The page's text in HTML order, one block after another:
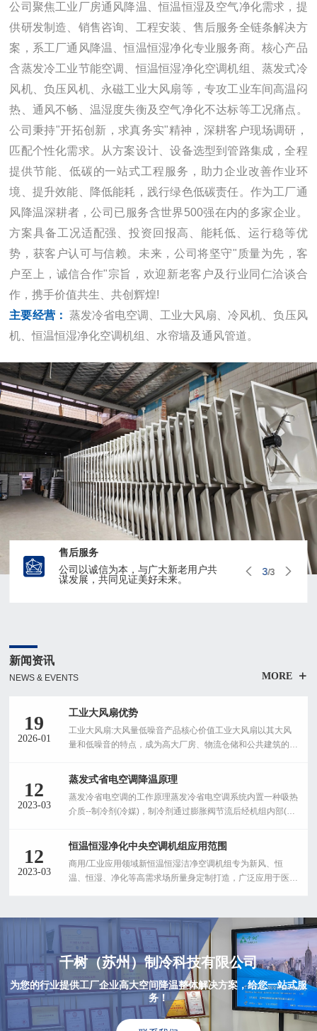
公司聚焦工业厂房通风降温、恒温恒湿及空气净化需求，提
供研发制造、销售咨询、工程安装、售后服务全链条解决方
案，系工厂通风降温、恒温恒湿净化专业服务商。核心产品
含蒸发冷工业节能空调、恒温恒湿净化空调机组、蒸发式冷
风机、负压风机、永磁工业大风扇等，专攻工业车间高温闷
热、通风不畅、温湿度失衡及空气净化不达标等工况痛点。
公司秉持"开拓创新，求真务实"精神，深耕客户现场调研，
匹配个性化需求。从方案设计、设备选型到管路集成，全程
提供节能、低碳的一站式工程服务，助力企业改善作业环
境、提升效能、降低能耗，践行绿色低碳责任。作为工厂通
风降温深耕者，公司已服务含世界500强在内的多家企业。
方案具备工况适配强、投资回报高、能耗低、运行稳等优
势，获客户认可与信赖。未来，公司将坚守"质量为先，客
户至上，诚信合作"宗旨，欢迎新老客户及行业同仁洽谈合
作，携手价值共生、共创辉煌!
主要经营： 蒸发冷省电空调、工业大风扇、冷风机、负压风
机、恒温恒湿净化空调机组、水帘墙及通风管道。
品牌优势
空调
技术团队
精良的生产、检测设备，技术团队提
供技术支持，预约上门服务。
售后服务
公司以诚信为本，与广大新老用户共
谋发展，共同见证美好未来。
3/3
新闻资讯
NEWS & EVENTS MORE
19
2026-01
工业大风扇优势
工业大风扇:大风量低噪音产品核心价值工业大风扇以其大风
量和低噪音的特点，成为高大厂房、物流仓储和公共建筑的理
的气流，同时保持安静的运行环境有效改善工作空间的空气质
量，提升员工舒适度。...
12
2023-03
蒸发式省电空调降温原理
蒸发冷省电空调的工作原理蒸发冷省电空调系统内置一种吸热
介质--制冷剂(冷媒)，制冷剂通过膨胀阀节流后经机组内部(蒸
冷剂通过管道回到压缩机吸气端，通过压缩机的压缩，提高了
冷媒的温度，在通过室外机(湿帘散热器)使制冷剂从汽化状态
转换为液化状态，在转换的过程中，释放出大量的热量，通过
室外机风扇将热量排出，通过周而复始的循环，达到制冷的目
12
2023-03
恒温恒湿净化中央空调机组应用范围
商用/工业应用领域新恒温恒湿洁净空调机组专为新风、恒
温、恒湿、净化等高需求场所量身定制打造，广泛应用于医
稳定、高效节能、安装方便,投资成本低等诸多优势。​...
千树（苏州）制冷科技有限公司
为您的行业提供工厂企业高大空间降温整体解决方案，给您一站式服
务！